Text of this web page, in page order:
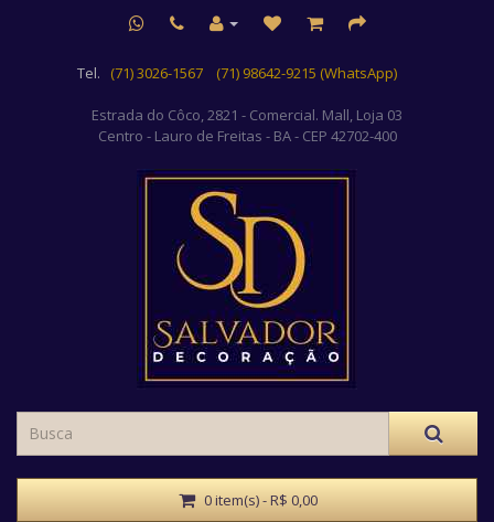
Tel. (71) 3026-1567 (71) 98642-9215 (WhatsApp)
Estrada do Côco, 2821 - Comercial. Mall, Loja 03
Centro - Lauro de Freitas - BA - CEP 42702-400
0 item(s) - R$ 0,00